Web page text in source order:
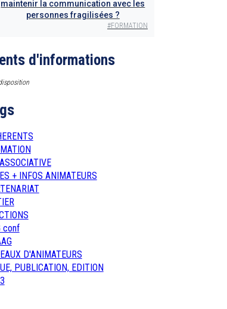
maintenir la communication avec les
personnes fragilisées ?
#FORMATION
d'informations
+ INFOS ANIMATEURS
conf
D'ANIMATEURS
PUBLICATION, EDITION